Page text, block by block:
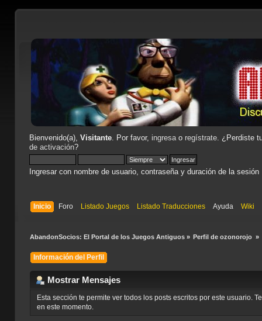
Bienvenido(a), Visitante. Por favor, ingresao regístrate. ¿Perdiste
de activación?
Ingresar con nombre de usuario, contraseña y duración de la sesión
Inicio Foro Listado Juegos Listado Traducciones Ayuda Wiki
AbandonSocios: El Portal de los Juegos Antiguos» Perfil de ozonorojo »
Información del Perfil
Mostrar Mensajes
Esta sección te permite ver todos los posts escritos por este usuario.
en este momento.